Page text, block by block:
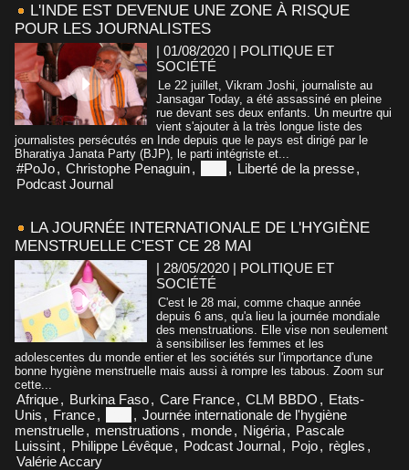
L'INDE EST DEVENUE UNE ZONE À RISQUE
POUR LES JOURNALISTES
| 01/08/2020 | POLITIQUE ET
SOCIÉTÉ
Le 22 juillet, Vikram Joshi, journaliste au
Jansagar Today, a été assassiné en pleine
rue devant ses deux enfants. Un meurtre qui
vient s'ajouter à la très longue liste des
journalistes persécutés en Inde depuis que le pays est dirigé par le
Bharatiya Janata Party (BJP), le parti intégriste et...
#PoJo, Christophe Penaguin, , Liberté de la presse,
Podcast Journal
LA JOURNÉE INTERNATIONALE DE L'HYGIÈNE
MENSTRUELLE C'EST CE 28 MAI
| 28/05/2020 | POLITIQUE ET
SOCIÉTÉ
C'est le 28 mai, comme chaque année
depuis 6 ans, qu'a lieu la journée mondiale
des menstruations. Elle vise non seulement
à sensibiliser les femmes et les
adolescentes du monde entier et les sociétés sur l'importance d'une
bonne hygiène menstruelle mais aussi à rompre les tabous. Zoom sur
cette...
Afrique, Burkina Faso, Care France, CLM BBDO , Etats-
Unis , France, , Journée internationale de l'hygiène
menstruelle, menstruations , monde, Nigéria, Pascale
Luissint, Philippe Lévêque, Podcast Journal, Pojo, règles ,
Valérie Accary